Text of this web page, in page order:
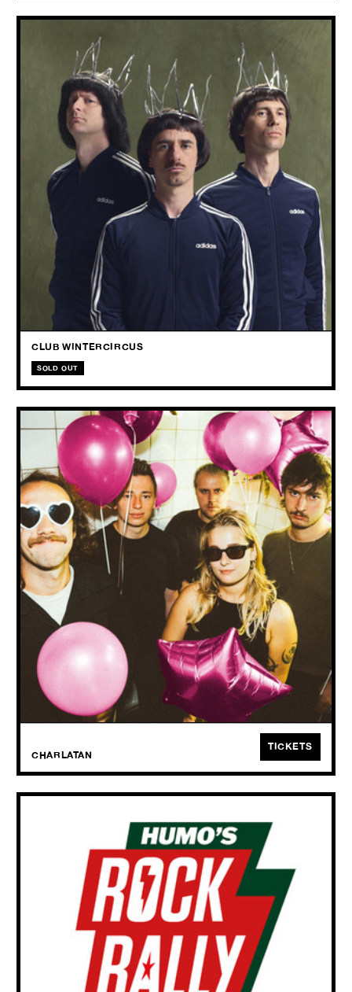
THU
15.10
2026
UBERDOPE (EXTRA SHOW)
Uitgespeeld
Uberdope is uitgespeeld. Bijna, althans. De Gentse grootheden
spelen dit najaar een allerlaatste show in hun thuisstad, vooraleer ze
definitief de stekker uit zichzelf trekken.
CLUB WINTERCIRCUS
SOLD OUT
15.10
2026
WASTE
+ Gender Reveal Atomic Bomb
WASTE maakt geen muziek om braaf naar te luisteren. Misschien
steken ze je in een hondenhuis.
CHARLATAN
TICKETS
FRI
16.10
2026